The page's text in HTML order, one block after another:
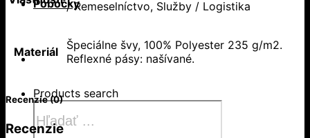
Pobočky
Products search
/ Remeselníctvo, Služby / Logistika
Materiál
Špeciálne švy, 100% Polyester 235 g/m2.
Reflexné pásy: našívané.
Recenzie (0)
Recenzie